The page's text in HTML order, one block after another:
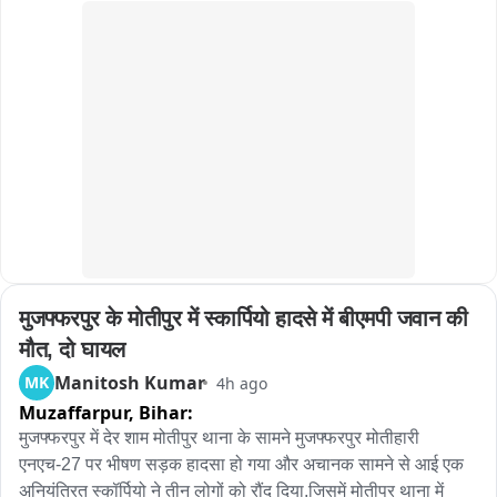
मुजफ्फरपुर के मोतीपुर में स्कार्पियो हादसे में बीएमपी जवान की
मौत, दो घायल
MK Manitosh Kumar 4h ago
Muzaffarpur, Bihar:
मुजफ्फरपुर में देर शाम मोतीपुर थाना के सामने मुजफ्फरपुर मोतीहारी
एनएच-27 पर भीषण सड़क हादसा हो गया और अचानक सामने से आई एक
अनियंत्रित स्कॉर्पियो ने तीन लोगों को रौंद दिया,जिसमें मोतीपुर थाना में